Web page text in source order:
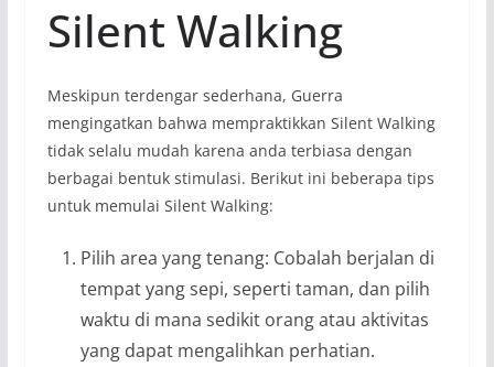
Silent Walking
Meskipun terdengar sederhana, Guerra
mengingatkan bahwa mempraktikkan Silent Walking
tidak selalu mudah karena anda terbiasa dengan
berbagai bentuk stimulasi. Berikut ini beberapa tips
untuk memulai Silent Walking:
Pilih area yang tenang: Cobalah berjalan di
tempat yang sepi, seperti taman, dan pilih
waktu di mana sedikit orang atau aktivitas
yang dapat mengalihkan perhatian.